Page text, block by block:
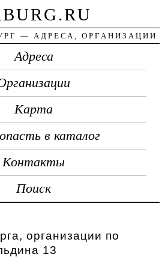
— АДРЕСА, ОРГАНИЗАЦИИ
Адреса
Карта
в каталог
Контакты
Поиск
организации по
13